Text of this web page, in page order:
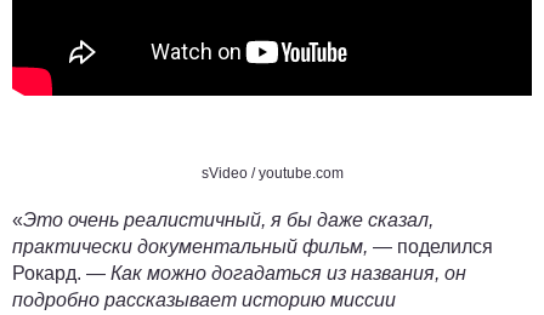
sVideo/ youtube.com
«Это очень реалистичный, я бы даже сказал,
практически документальный фильм, — поделился
Рокард. — Как можно догадаться из названия, он
подробно рассказывает историю миссии